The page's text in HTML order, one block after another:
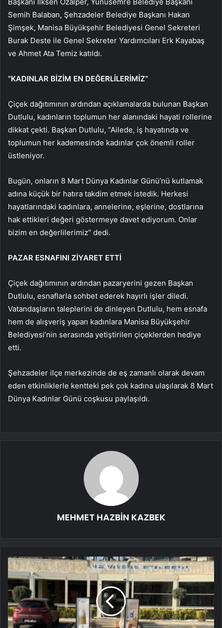
Semih Balaban, Şehzadeler Belediye Başkanı Hakan
Şimşek, Manisa Büyükşehir Belediyesi Genel Sekreteri
Burak Deste ile Genel Sekreter Yardımcıları Erk Kayabaş
ve Ahmet Ata Temiz katıldı.
“KADINLAR BİZİM EN DEĞERLİLERİMİZ”
Çiçek dağıtımının ardından açıklamalarda bulunan Başkan
Dutlulu, kadınların toplumun her alanındaki hayati rollerine
dikkat çekti. Başkan Dutlulu, “Ailede, iş hayatında ve
toplumun her kademesinde kadınlar çok önemli roller
üstleniyor.
Bugün, onların 8 Mart Dünya Kadınlar Günü’nü kutlamak
adına küçük bir hatıra takdim etmek istedik. Herkesi
hayatlarındaki kadınlara, annelerine, eşlerine, dostlarına
hak ettikleri değeri göstermeye davet ediyorum. Onlar
bizim en değerlilerimiz” dedi.
PAZAR ESNAFINI ZİYARET ETTİ
Çiçek dağıtımının ardından pazaryerini gezen Başkan
Dutlulu, esnaflarla sohbet ederek hayırlı işler diledi.
Vatandaşların taleplerini de dinleyen Dutlulu, hem esnafa
hem de alışveriş yapan kadınlara Manisa Büyükşehir
Belediyesi’nin serasında yetiştirilen çiçeklerden hediye
etti.
Şehzadeler ilçe merkezinde de eş zamanlı olarak devam
eden etkinliklerle kentteki pek çok kadına ulaşılarak 8 Mart
Dünya Kadınlar Günü coşkusu paylaşıldı.
MEHMET HAZBİN KAZBEK